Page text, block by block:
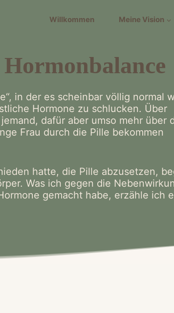
Willkommen Meine Vision
in der es scheinbar völlig normal
Hormone zu schlucken. Über
dafür aber umso mehr über
Frau durch die Pille bekommen
hatte, die Pille abzusetzen,
Was ich gegen die
gemacht habe, erzähle ich